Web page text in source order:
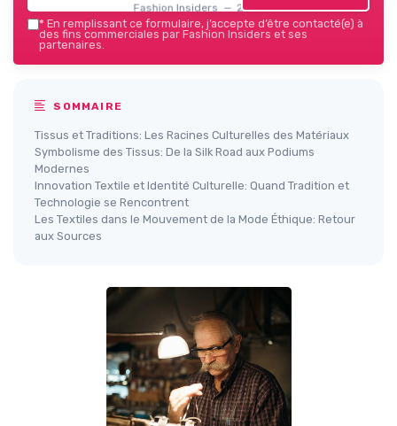
Fashion Insiders — 2026
* En remplissant ce formulaire, j’accepte d’être contacté(e) à
des fins commerciales par Fashion Insiders et ses
partenaires.
SOMMAIRE
Tissus et Traditions: Les Racines Culturelles des Matériaux
Symbolisme des Tissus: De la Silk Road aux Podiums
Modernes
Innovation Textile et Identité Culturelle: Quand Tradition et
Technologie se Rencontrent
Les Textiles dans le Mouvement de la Mode Éthique: Retour
aux Sources